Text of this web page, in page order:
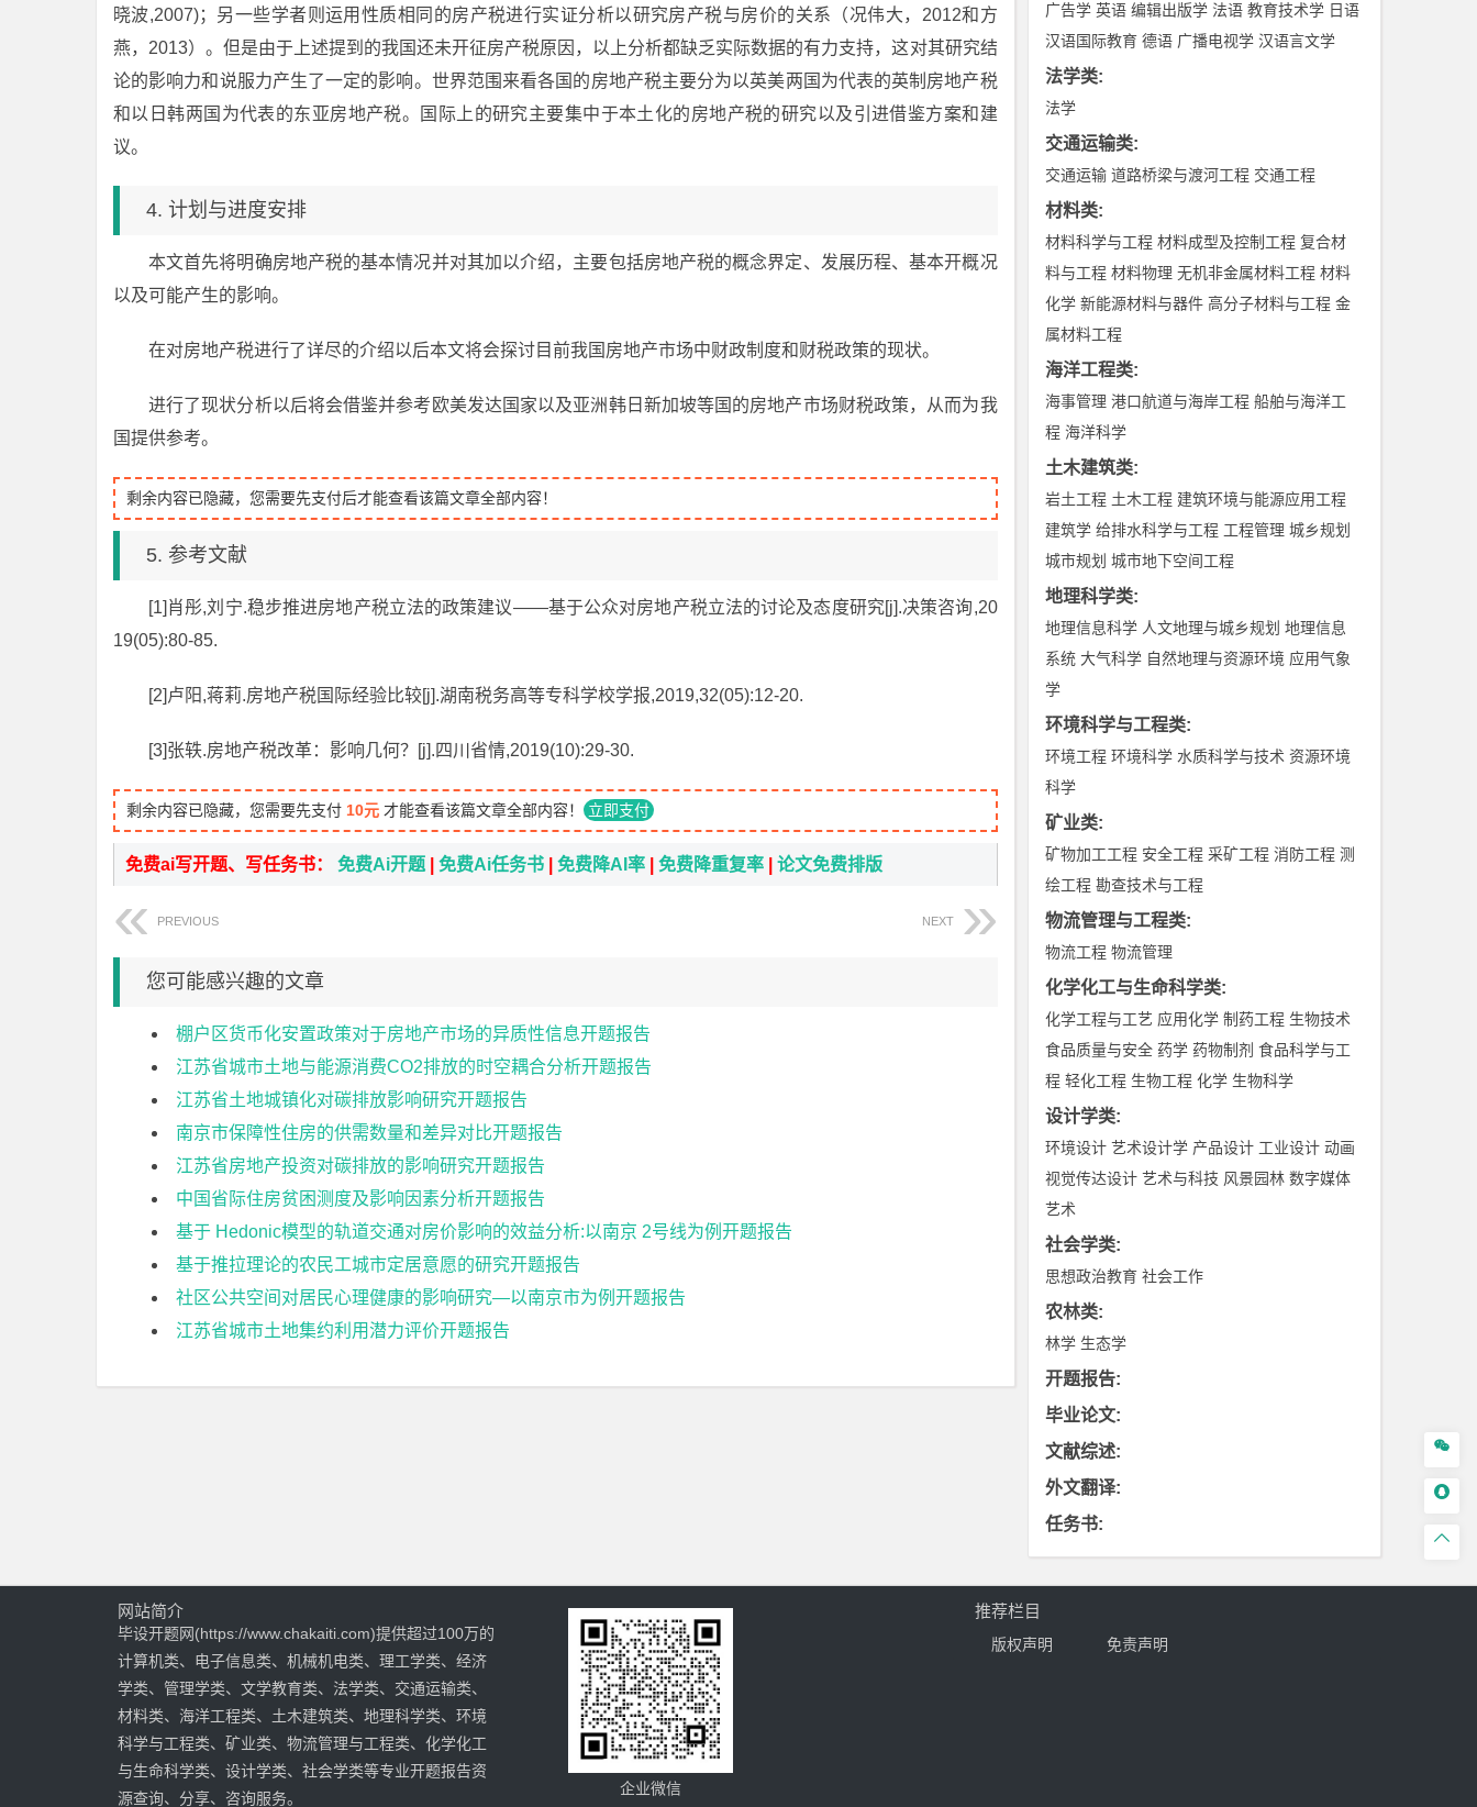
晓波,2007)；另一些学者则运用性质相同的房产税进行实证分析以研究房产税与房价的关系（况伟大，2012和方
燕，2013）。但是由于上述提到的我国还未开征房产税原因，以上分析都缺乏实际数据的有力支持，这对其研究结
论的影响力和说服力产生了一定的影响。世界范围来看各国的房地产税主要分为以英美两国为代表的英制房地产税
和以日韩两国为代表的东亚房地产税。国际上的研究主要集中于本土化的房地产税的研究以及引进借鉴方案和建
议。
4. 计划与进度安排
本文首先将明确房地产税的基本情况并对其加以介绍，主要包括房地产税的概念界定、发展历程、基本开概况
以及可能产生的影响。
在对房地产税进行了详尽的介绍以后本文将会探讨目前我国房地产市场中财政制度和财税政策的现状。
进行了现状分析以后将会借鉴并参考欧美发达国家以及亚洲韩日新加坡等国的房地产市场财税政策，从而为我
国提供参考。
剩余内容已隐藏，您需要先支付后才能查看该篇文章全部内容！
5. 参考文献
[1]肖彤,刘宁.稳步推进房地产税立法的政策建议——基于公众对房地产税立法的讨论及态度研究[j].决策咨询,20
19(05):80-85.
[2]卢阳,蒋莉.房地产税国际经验比较[j].湖南税务高等专科学校学报,2019,32(05):12-20.
[3]张轶.房地产税改革：影响几何？[j].四川省情,2019(10):29-30.
剩余内容已隐藏，您需要先支付 10元 才能查看该篇文章全部内容！ 立即支付
免费ai写开题、写任务书： 免费Ai开题 免费Ai任务书 免费降AI率 免费降重复率 论文免费排版
PREVIOUS NEXT
您可能感兴趣的文章
棚户区货币化安置政策对于房地产市场的异质性信息开题报告
江苏省城市土地与能源消费CO2排放的时空耦合分析开题报告
江苏省土地城镇化对碳排放影响研究开题报告
南京市保障性住房的供需数量和差异对比开题报告
江苏省房地产投资对碳排放的影响研究开题报告
中国省际住房贫困测度及影响因素分析开题报告
基于 Hedonic模型的轨道交通对房价影响的效益分析:以南京 2号线为例开题报告
基于推拉理论的农民工城市定居意愿的研究开题报告
社区公共空间对居民心理健康的影响研究—以南京市为例开题报告
江苏省城市土地集约利用潜力评价开题报告
广告学 英语 编辑出版学 法语 教育技术学 日语
汉语国际教育 德语 广播电视学 汉语言文学
法学类:
法学
交通运输类:
交通运输 道路桥梁与渡河工程 交通工程
材料类:
材料科学与工程 材料成型及控制工程 复合材
料与工程 材料物理 无机非金属材料工程 材料
化学 新能源材料与器件 高分子材料与工程 金
属材料工程
海洋工程类:
海事管理 港口航道与海岸工程 船舶与海洋工
程 海洋科学
土木建筑类:
岩土工程 土木工程 建筑环境与能源应用工程
建筑学 给排水科学与工程 工程管理 城乡规划
城市规划 城市地下空间工程
地理科学类:
地理信息科学 人文地理与城乡规划 地理信息
系统 大气科学 自然地理与资源环境 应用气象
学
环境科学与工程类:
环境工程 环境科学 水质科学与技术 资源环境
科学
矿业类:
矿物加工工程 安全工程 采矿工程 消防工程 测
绘工程 勘查技术与工程
物流管理与工程类:
物流工程 物流管理
化学化工与生命科学类:
化学工程与工艺 应用化学 制药工程 生物技术
食品质量与安全 药学 药物制剂 食品科学与工
程 轻化工程 生物工程 化学 生物科学
设计学类:
环境设计 艺术设计学 产品设计 工业设计 动画
视觉传达设计 艺术与科技 风景园林 数字媒体
艺术
社会学类:
思想政治教育 社会工作
农林类:
林学 生态学
开题报告:
毕业论文:
文献综述:
外文翻译:
任务书:



网站简介
毕设开题网(https://www.chakaiti.com)提供超过100万的
计算机类、电子信息类、机械机电类、理工学类、经济
学类、管理学类、文学教育类、法学类、交通运输类、
材料类、海洋工程类、土木建筑类、地理科学类、环境
科学与工程类、矿业类、物流管理与工程类、化学化工
与生命科学类、设计学类、社会学类等专业开题报告资
源查询、分享、咨询服务。
企业微信
推荐栏目
版权声明 免责声明